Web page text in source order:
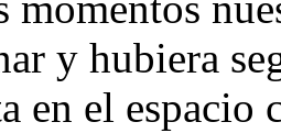
y hubiera
en el espacio